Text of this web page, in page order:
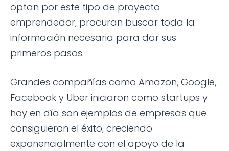
optan por este tipo de proyecto
emprendedor, procuran buscar toda la
información necesaria para dar sus
primeros pasos.
Grandes compañías como Amazon, Google,
Facebook y Uber iniciaron como startups y
hoy en día son ejemplos de empresas que
consiguieron el éxito, creciendo
exponencialmente con el apoyo de la